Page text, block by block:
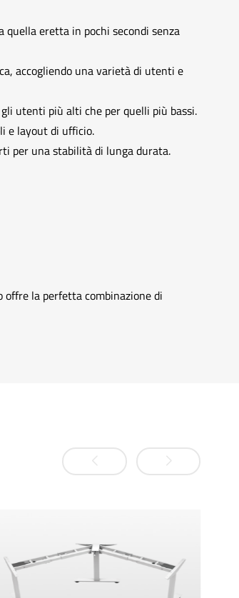
eretta in pochi secondi senza
accogliendo una varietà di utenti e
utenti più alti che per quelli più bassi.
e layout di ufficio.
per una stabilità di lunga durata.
la perfetta combinazione di